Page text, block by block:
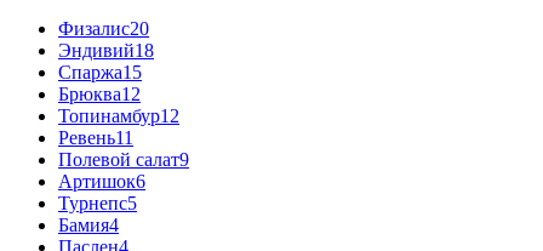
Физалис20
Эндивий18
Спаржа15
Брюква12
Топинамбур12
Ревень11
Полевой салат9
Артишок6
Турнепс5
Бамия4